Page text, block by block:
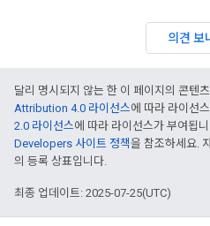
의견 보
달리 명시되지 않는 한 이 페이지의 콘텐
Attribution 4.0 라이선스에 따라 라이선
2.0 라이선스에 따라 라이선스가 부여됩
Developers 사이트 정책을 참조하세요.
의 등록 상표입니다.
최종 업데이트: 2025-07-25(UTC)